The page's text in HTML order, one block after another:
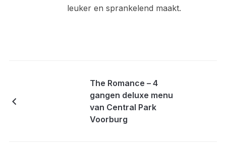
leuker en sprankelend maakt.
The Romance – 4
gangen deluxe menu
van Central Park
Voorburg